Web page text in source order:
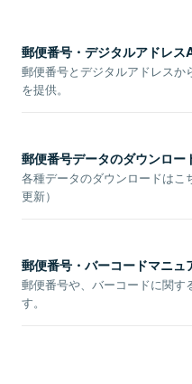
郵便番号・デジタルアドレス
郵便番号とデジタルアドレスか
を提供。
郵便番号データのダウンロー
各種データのダウンロードはこ
更新）
郵便番号・バーコードマニュ
郵便番号や、バーコードに関す
す。